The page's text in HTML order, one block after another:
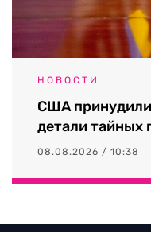
НОВОСТИ
США принудили
детали тайных
08.08.2026 / 10:38